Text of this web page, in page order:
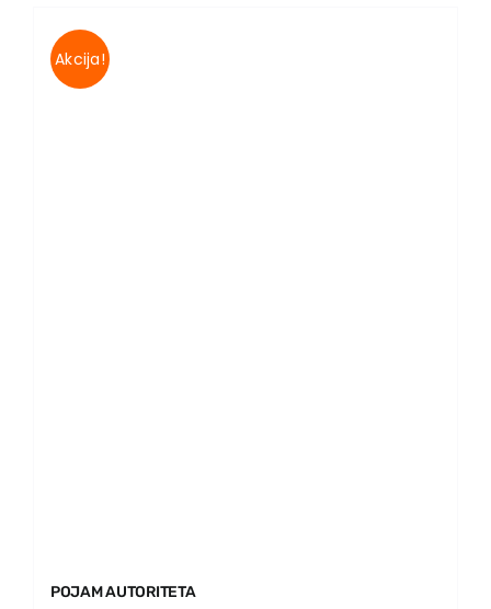
Akcija!
POJAM AUTORITETA